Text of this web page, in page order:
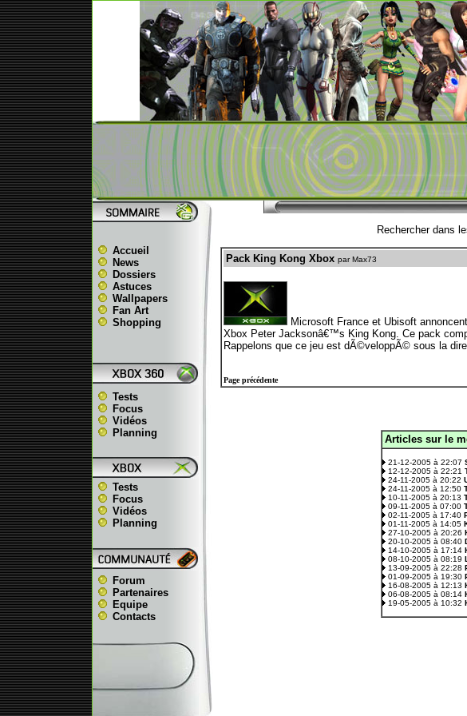
Accueil
News
Dossiers
Astuces
Wallpapers
Fan Art
Shopping
Tests
Focus
Vidéos
Planning
Tests
Focus
Vidéos
Planning
Forum
Partenaires
Equipe
Contacts
Rechercher dans
Pack King Kong Xbox par Max73
Microsoft France et Ubisoft
Xbox Peter Jacksonâ€™s King Kong. Ce pack
Rappelons que ce jeu est dÃ©veloppÃ© sous la
Page précédente
Articles sur le
21-12-2005 à 22:07
12-12-2005 à 22:21
24-11-2005 à 20:22
24-11-2005 à 12:50
10-11-2005 à 20:13
09-11-2005 à 07:00
02-11-2005 à 17:40
01-11-2005 à 14:05
27-10-2005 à 20:26
20-10-2005 à 08:40
14-10-2005 à 17:14
08-10-2005 à 08:19
13-09-2005 à 22:28
01-09-2005 à 19:30
16-08-2005 à 12:13
06-08-2005 à 08:14
19-05-2005 à 10:32